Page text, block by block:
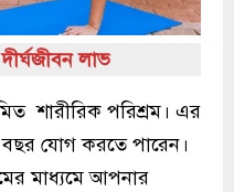
লাভ
শারীরিক পরিশ্রম। এর
যোগ করতে পারেন।
মাধ্যমে আপনার